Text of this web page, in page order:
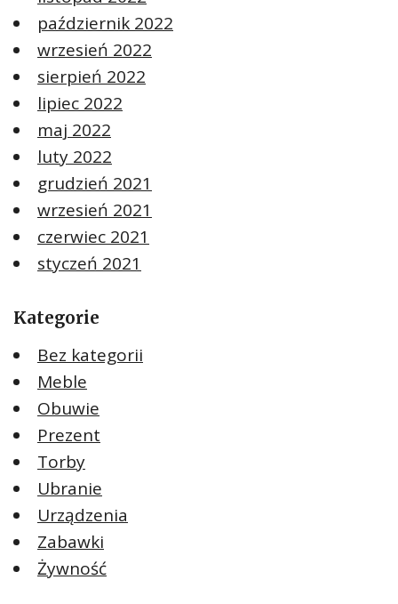
październik 2022
wrzesień 2022
sierpień 2022
lipiec 2022
maj 2022
luty 2022
grudzień 2021
wrzesień 2021
czerwiec 2021
styczeń 2021
Kategorie
Bez kategorii
Meble
Obuwie
Prezent
Torby
Ubranie
Urządzenia
Zabawki
Żywność